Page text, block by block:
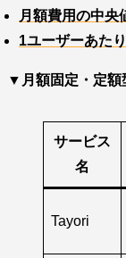
月額費用の中央
1ユーザーあた
▼月額固定・定額
サービス
名
Tayori